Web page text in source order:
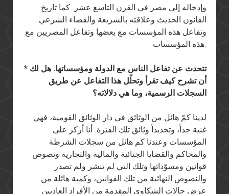
وإدخاله إلى مصر في القرن التاسع عشر. كما تاريخ
القانون الحديث وعلاقته بالشريعة والقضاء الشرعي
وتفاعل هذه المؤسسات مع بعضها وتفاعل المصريين مع
* تتحدث عن تفاعل الناس مع الدولة ومؤسساتها. هل لك
أن تشرح كيف تقرأ وتحلّل هذا التفاعل عن طريق
السجلات الرسمية، وما هي دلالاته؟
لدينا كمّ هائل من الوثائق في دار الوثائق القومية، فهي
غنية جداً، وتحديداً وثائق تلك الفترة. أنا أركز على
المؤسسات وعندنا كم هائل من سجلات الشرطة
والمحاكم والقضايا الجنائية والمالية والتجارية ونصوص
قوانين ومسوّداتها وتلك التي لم تنشر ولم تصدر
والنصوص النهائية من تلك القوانين، وكمية هائلة من
عرض حالات الشكاوى المقدمة من الأفراد العاديين